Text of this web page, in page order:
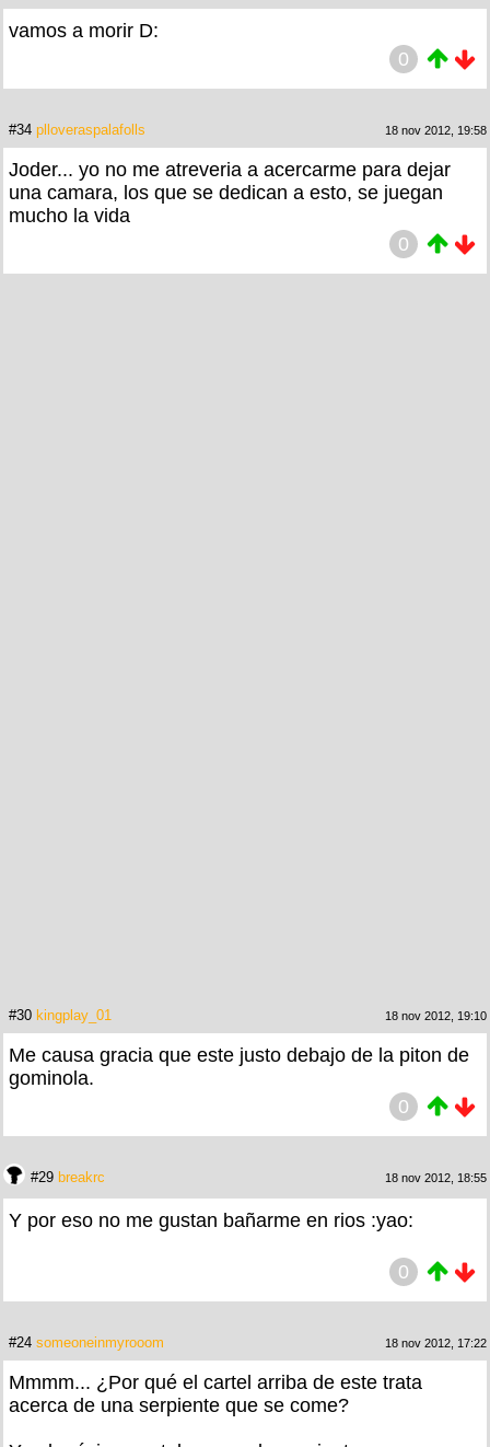
vamos a morir D:
0
#34 plloveraspalafolls 18 nov 2012, 19:58
Joder... yo no me atreveria a acercarme para dejar
una camara, los que se dedican a esto, se juegan
mucho la vida
0
#30 kingplay_01 18 nov 2012, 19:10
Me causa gracia que este justo debajo de la piton de
gominola.
0
#29 breakrc 18 nov 2012, 18:55
Y por eso no me gustan bañarme en rios :yao:
0
#24 someoneinmyrooom 18 nov 2012, 17:22
Mmmm... ¿Por qué el cartel arriba de este trata
acerca de una serpiente que se come?